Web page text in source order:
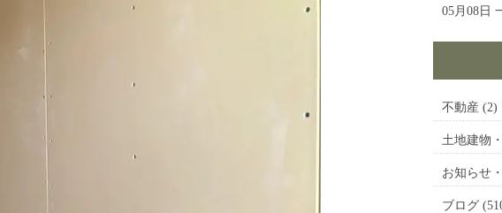
05月08日
不動産(2)
土地建物
お知らせ
ブログ